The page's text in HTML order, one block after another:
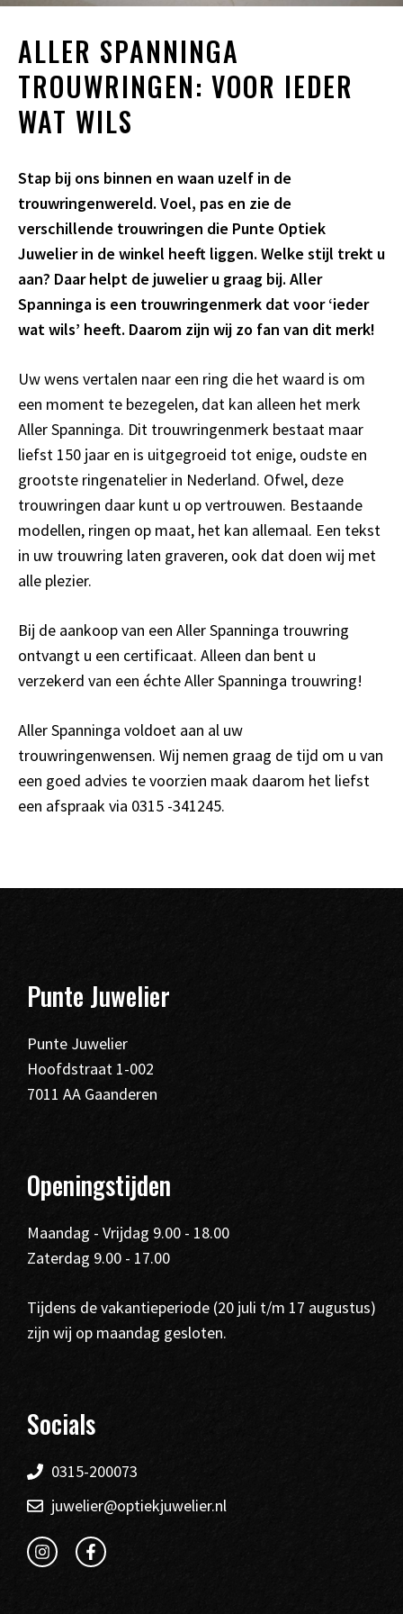
ALLER SPANNINGA
TROUWRINGEN: VOOR IEDER
WAT WILS
Stap bij ons binnen en waan uzelf in de
trouwringenwereld. Voel, pas en zie de
verschillende trouwringen die Punte Optiek
Juwelier in de winkel heeft liggen. Welke stijl trekt u
aan? Daar helpt de juwelier u graag bij. Aller
Spanninga is een trouwringenmerk dat voor ‘ieder
wat wils’ heeft. Daarom zijn wij zo fan van dit merk!
Uw wens vertalen naar een ring die het waard is om
een moment te bezegelen, dat kan alleen het merk
Aller Spanninga. Dit trouwringenmerk bestaat maar
liefst 150 jaar en is uitgegroeid tot enige, oudste en
grootste ringenatelier in Nederland. Ofwel, deze
trouwringen daar kunt u op vertrouwen. Bestaande
modellen, ringen op maat, het kan allemaal. Een tekst
in uw trouwring laten graveren, ook dat doen wij met
alle plezier.
Bij de aankoop van een Aller Spanninga trouwring
ontvangt u een certificaat. Alleen dan bent u
verzekerd van een échte Aller Spanninga trouwring!
Aller Spanninga voldoet aan al uw
trouwringenwensen. Wij nemen graag de tijd om u van
een goed advies te voorzien maak daarom het liefst
een afspraak via 0315 -341245.
Punte Juwelier
Punte Juwelier
Hoofdstraat 1-002
7011 AA Gaanderen
Openingstijden
Maandag - Vrijdag 9.00 - 18.00
Zaterdag 9.00 - 17.00
Tijdens de vakantieperiode (20 juli t/m 17 augustus)
zijn wij op maandag gesloten.
Socials
0315-200073
juwelier@optiekjuwelier.nl